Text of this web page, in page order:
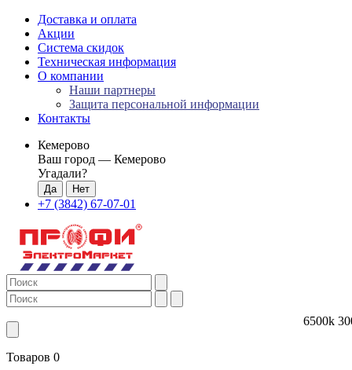
Доставка и оплата
Акции
Система скидок
Техническая информация
О компании
Наши партнеры
Защита персональной информации
Контакты
Кемерово
Ваш город — Кемерово
Угадали?
+7 (3842) 67-07-01
Товаров 0
6500k